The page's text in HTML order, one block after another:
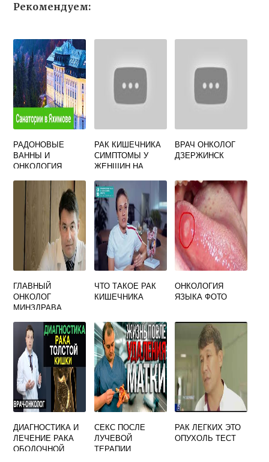
Рекомендуем:
РАДОНОВЫЕ
ВАННЫ И
ОНКОЛОГИЯ
РАК КИШЕЧНИКА
СИМПТОМЫ У
ЖЕНЩИН НА
ВРАЧ ОНКОЛОГ
ДЗЕРЖИНСК
ГЛАВНЫЙ
ОНКОЛОГ
МИНЗДРАВА
ЧТО ТАКОЕ РАК
КИШЕЧНИКА
ОНКОЛОГИЯ
ЯЗЫКА ФОТО
ДИАГНОСТИКА И
ЛЕЧЕНИЕ РАКА
ОБОДОЧНОЙ
СЕКС ПОСЛЕ
ЛУЧЕВОЙ
ТЕРАПИИ
РАК ЛЕГКИХ ЭТО
ОПУХОЛЬ ТЕСТ